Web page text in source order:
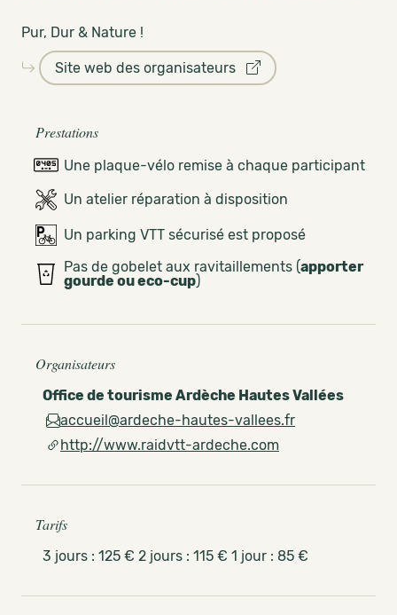
Pur, Dur & Nature !
Site web des organisateurs
Prestations
Une plaque-vélo remise à chaque participant
Un atelier réparation à disposition
Un parking VTT sécurisé est proposé
Pas de gobelet aux ravitaillements (apporter
gourde ou eco-cup)
Organisateurs
Office de tourisme Ardèche Hautes Vallées
accueil@ardeche-hautes-vallees.fr
http://www.raidvtt-ardeche.com
Tarifs
3 jours : 125 € 2 jours : 115 € 1 jour : 85 €